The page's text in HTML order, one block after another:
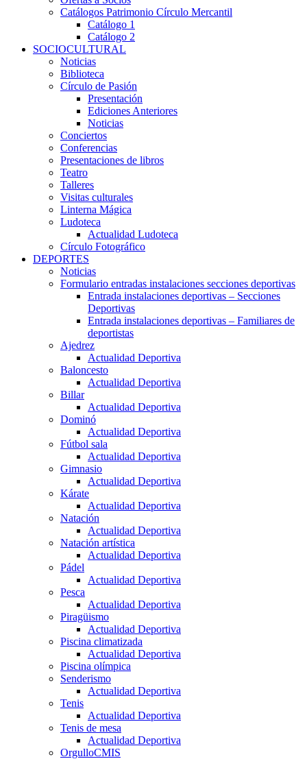
Catálogos Patrimonio Círculo Mercantil
Catálogo 1
Catálogo 2
SOCIOCULTURAL
Noticias
Biblioteca
Círculo de Pasión
Presentación
Ediciones Anteriores
Noticias
Conciertos
Conferencias
Presentaciones de libros
Teatro
Talleres
Visitas culturales
Linterna Mágica
Ludoteca
Actualidad Ludoteca
Círculo Fotográfico
DEPORTES
Noticias
Formulario entradas instalaciones secciones deportivas
Entrada instalaciones deportivas – Secciones
Deportivas
Entrada instalaciones deportivas – Familiares de
deportistas
Ajedrez
Actualidad Deportiva
Baloncesto
Actualidad Deportiva
Billar
Actualidad Deportiva
Dominó
Actualidad Deportiva
Fútbol sala
Actualidad Deportiva
Gimnasio
Actualidad Deportiva
Kárate
Actualidad Deportiva
Natación
Actualidad Deportiva
Natación artística
Actualidad Deportiva
Pádel
Actualidad Deportiva
Pesca
Actualidad Deportiva
Piragüismo
Actualidad Deportiva
Piscina climatizada
Actualidad Deportiva
Piscina olímpica
Senderismo
Actualidad Deportiva
Tenis
Actualidad Deportiva
Tenis de mesa
Actualidad Deportiva
OrgulloCMIS